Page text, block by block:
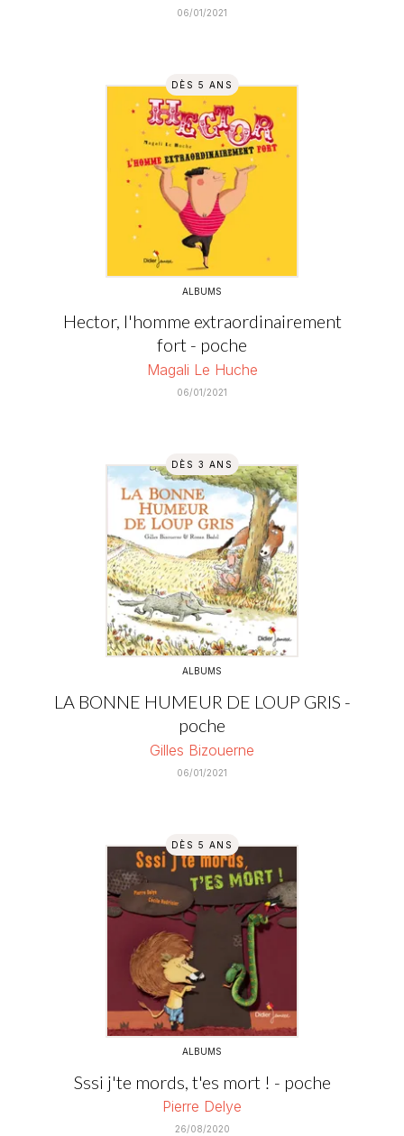
06/01/2021
DÈS 5 ANS
ALBUMS
Hector, l'homme extraordinairement
fort - poche
Magali Le Huche
06/01/2021
DÈS 3 ANS
ALBUMS
LA BONNE HUMEUR DE LOUP GRIS -
poche
Gilles Bizouerne
06/01/2021
DÈS 5 ANS
ALBUMS
Sssi j'te mords, t'es mort ! - poche
Pierre Delye
26/08/2020